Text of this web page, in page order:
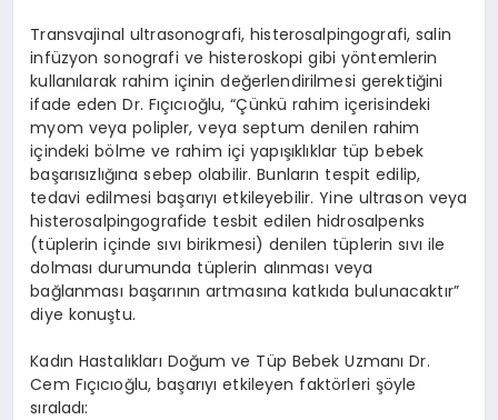
Transvajinal ultrasonografi, histerosalpingografi, salin
infüzyon sonografi ve histeroskopi gibi yöntemlerin
kullanılarak rahim içinin değerlendirilmesi gerektiğini
ifade eden Dr. Fıçıcıoğlu, “Çünkü rahim içerisindeki
myom veya polipler, veya septum denilen rahim
içindeki bölme ve rahim içi yapışıklıklar tüp bebek
başarısızlığına sebep olabilir. Bunların tespit edilip,
tedavi edilmesi başarıyı etkileyebilir. Yine ultrason veya
histerosalpingografide tesbit edilen hidrosalpenks
(tüplerin içinde sıvı birikmesi) denilen tüplerin sıvı ile
dolması durumunda tüplerin alınması veya
bağlanması başarının artmasına katkıda bulunacaktır”
diye konuştu.
Kadın Hastalıkları Doğum ve Tüp Bebek Uzmanı Dr.
Cem Fıçıcıoğlu, başarıyı etkileyen faktörleri şöyle
sıraladı: